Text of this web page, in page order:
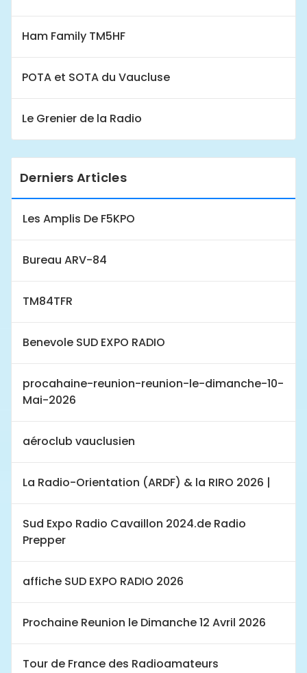
Ham Family TM5HF
POTA et SOTA du Vaucluse
Le Grenier de la Radio
Derniers Articles
Les Amplis De F5KPO
Bureau ARV-84
TM84TFR
Benevole SUD EXPO RADIO
procahaine-reunion-reunion-le-dimanche-10-
Mai-2026
aéroclub vauclusien
La Radio-Orientation (ARDF) & la RIRO 2026 |
Sud Expo Radio Cavaillon 2024.de Radio
Prepper
affiche SUD EXPO RADIO 2026
Prochaine Reunion le Dimanche 12 Avril 2026
Tour de France des Radioamateurs